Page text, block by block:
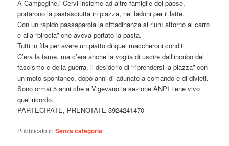
A Campegine,i Cervi insieme ad altre famiglie del paese,
portarono la pastasciutta in piazza, nei bidoni per il latte.
Con un rapido passaparola la cittadinanza si riunì attorno al carro
e alla “birocia” che aveva portato la pasta.
Tutti in fila per avere un piatto di quei maccheroni conditi
C’era la fame, ma c’era anche la voglia di uscire dall’incubo del
fascismo e della guerra, il desiderio di “riprendersi la piazza” con
un moto spontaneo, dopo anni di adunate a comando e di divieti.
Sono ormai 5 anni che a Vigevano la sezione ANPI tiene vivo
quel ricordo.
PARTECIPATE, PRENOTATE 3924241470
Pubblicato in Senza categoria